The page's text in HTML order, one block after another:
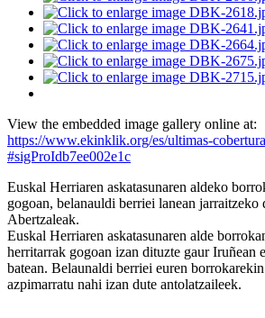
View the embedded image gallery online at:
https://www.ekinklik.org/es/ultimas-
#sigProIdb7ee002e1c
Euskal Herriaren askatasunaren aldeko
gogoan, belanauldi berriei lanean jarraitzeko
Abertzaleak.
Euskal Herriaren askatasunaren alde
herritarrak gogoan izan dituzte gaur Iruñean
batean. Belaunaldi berriei euren
azpimarratu nahi izan dute antolatzaileek.